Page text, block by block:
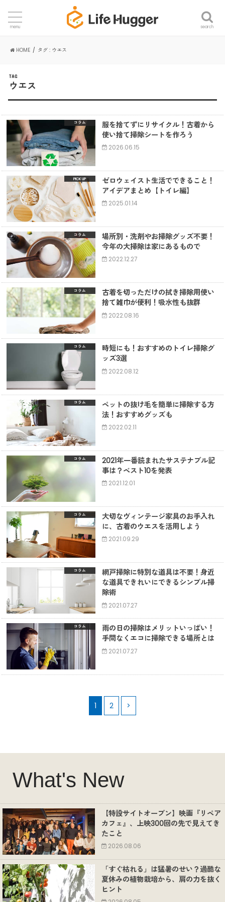
search
menu
HOME タグ : ウエス
TAG
ウエス
コラム
服を捨てずにリサイクル！古着から
使い捨て掃除シートを作ろう
2026.06.15
ゼロウェイスト生活でできること！
アイデアまとめ【トイレ編】
2025.01.14
コラム
場所別・洗剤やお掃除グッズ不要！
今年の大掃除は家にあるもので
2022.12.27
コラム
古着を切っただけの拭き掃除用使い
捨て雑巾が便利！吸水性も抜群
2022.08.16
コラム
時短にも！おすすめのトイレ掃除グ
ッズ3選
2022.08.12
コラム
ペットの抜け毛を簡単に掃除する方
法！おすすめグッズも
2022.02.11
コラム
2021年一番読まれたサステナブル記
事は？ベスト10を発表
2021.12.01
コラム
大切なヴィンテージ家具のお手入れ
に、古着のウエスを活用しよう
2021.09.29
コラム
網戸掃除に特別な道具は不要！身近
な道具できれいにできるシンプル掃
除術
2021.07.27
コラム
雨の日の掃除はメリットいっぱい！
手間なくエコに掃除できる場所とは
2021.07.27
1 2 >
What's New
【特設サイトオープン】映画『リペア
カフェ』、上映300回の先で見えてき
たこと
2026.08.06
「すぐ枯れる」は猛暑のせい？過酷な
夏休みの植物栽培から、肩の力を抜く
ヒント